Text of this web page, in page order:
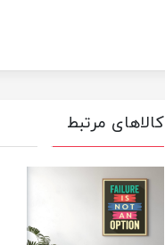
کالاهای مرتبط